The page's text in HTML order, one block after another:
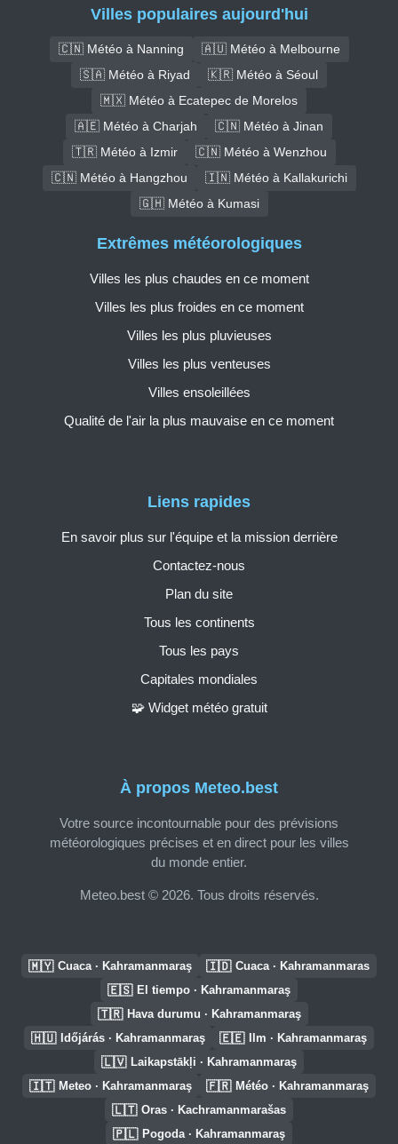
Villes populaires aujourd'hui
🇨🇳 Météo à Nanning
🇦🇺 Météo à Melbourne
🇸🇦 Météo à Riyad
🇰🇷 Météo à Séoul
🇲🇽 Météo à Ecatepec de Morelos
🇦🇪 Météo à Charjah
🇨🇳 Météo à Jinan
🇹🇷 Météo à Izmir
🇨🇳 Météo à Wenzhou
🇨🇳 Météo à Hangzhou
🇮🇳 Météo à Kallakurichi
🇬🇭 Météo à Kumasi
À propos Meteo.best
Votre source incontournable pour des prévisions
météorologiques précises et en direct pour les villes
du monde entier.
Meteo.best © 2026. Tous droits réservés.
Liens rapides
En savoir plus sur l'équipe et la mission derrière
Contactez-nous
Plan du site
Tous les continents
Tous les pays
Capitales mondiales
🧩 Widget météo gratuit
Extrêmes météorologiques
Villes les plus chaudes en ce moment
Villes les plus froides en ce moment
Villes les plus pluvieuses
Villes les plus venteuses
Villes ensoleillées
Qualité de l'air la plus mauvaise en ce moment
🇲🇾 Cuaca · Kahramanmaraş 🇮🇩 Cuaca · Kahramanmaras
🇪🇸 El tiempo · Kahramanmaraş
🇹🇷 Hava durumu · Kahramanmaraş
🇭🇺 Időjárás · Kahramanmaraş 🇪🇪 Ilm · Kahramanmaraş
🇱🇻 Laikapstākļi · Kahramanmaraş
🇮🇹 Meteo · Kahramanmaraş 🇫🇷 Météo · Kahramanmaraş
🇱🇹 Oras · Kachramanmarašas
🇵🇱 Pogoda · Kahramanmaraş